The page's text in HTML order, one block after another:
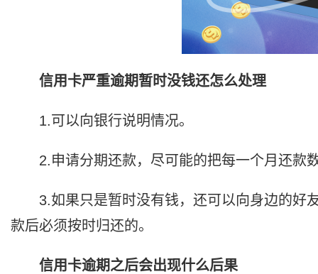
信用卡严重逾期暂时没钱还怎么处理
1.可以向银行说明情况。
2.申请分期还款，尽可能的把每一个月还款
3.如果只是暂时没有钱，还可以向身边的好
款后必须按时归还的。
信用卡逾期之后会出现什么后果